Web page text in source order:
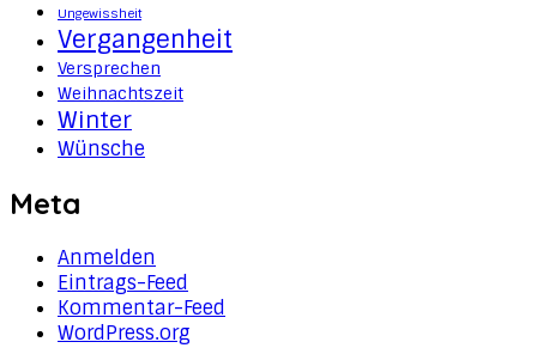
Ungewissheit
Vergangenheit
Versprechen
Weihnachtszeit
Winter
Wünsche
Meta
Anmelden
Eintrags-Feed
Kommentar-Feed
WordPress.org